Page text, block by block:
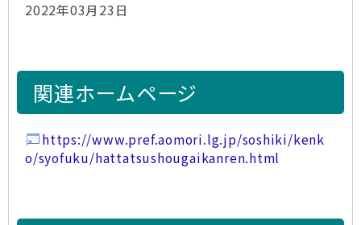
2022年03月23日
関連ホームページ
https://www.pref.aomori.lg.jp/soshiki/kenk
o/syofuku/hattatsushougaikanren.html